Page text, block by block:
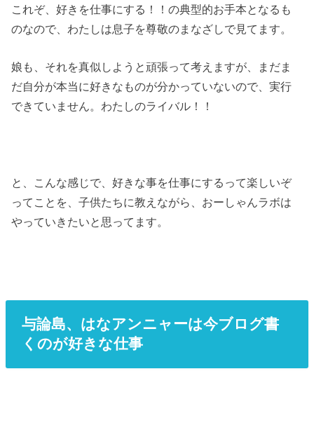
これぞ、好きを仕事にする！！の典型的お手本となるも
のなので、わたしは息子を尊敬のまなざしで見てます。
娘も、それを真似しようと頑張って考えますが、まだま
だ自分が本当に好きなものが分かっていないので、実行
できていません。わたしのライバル！！
と、こんな感じで、好きな事を仕事にするって楽しいぞ
ってことを、子供たちに教えながら、おーしゃんラボは
やっていきたいと思ってます。
与論島、はなアンニャーは今ブログ書
くのが好きな仕事